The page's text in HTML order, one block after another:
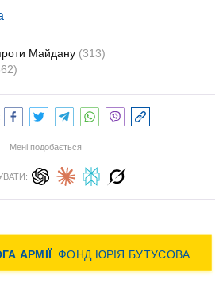
Майдану (313)
Мені подобається